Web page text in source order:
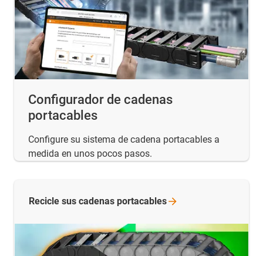
Configurador de cadenas
portacables
Configure su sistema de cadena portacables a
medida en unos pocos pasos.
Recicle sus cadenas portacables